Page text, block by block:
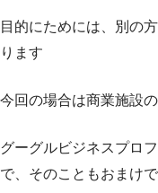
目的にためには、別の
ります
今回の場合は商業施設
グーグルビジネスプロ
で、そのこともおまけ